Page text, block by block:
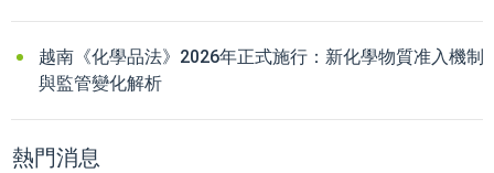
越南《化學品法》2026年正式施行：新化學物質准入機制
與監管變化解析
熱門消息